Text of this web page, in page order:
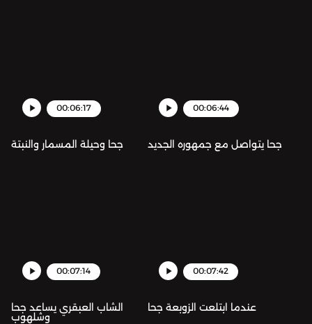
00:06:17
جحا وحيلة المسمار والنبتة
00:06:44
جحا يتواصل مع جمهوره الجديد
00:07:14
الشاب العبقري يساعد جحا
وشلهوب
00:07:42
عندما ابتلعت الزوبعة جحا